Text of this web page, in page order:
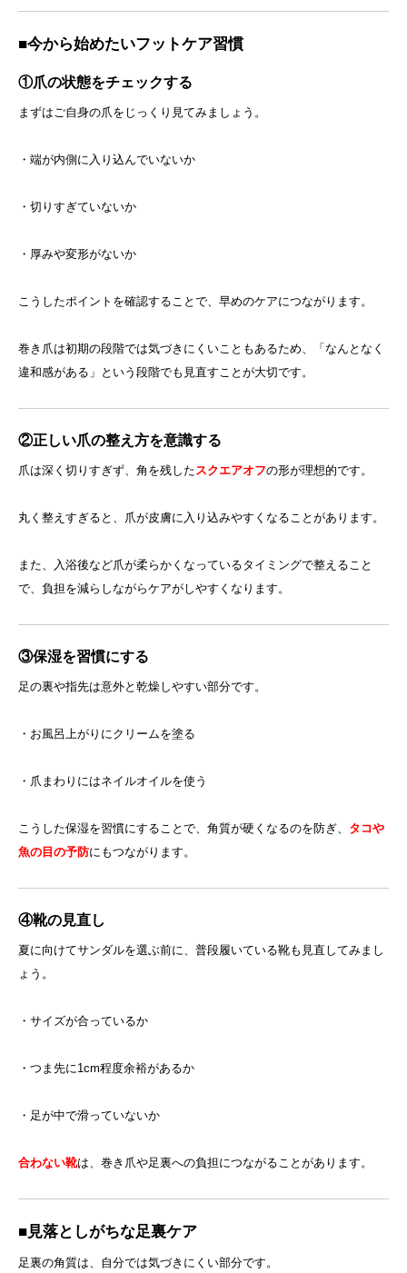
■今から始めたいフットケア習慣
①爪の状態をチェックする
まずはご自身の爪をじっくり見てみましょう。
・端が内側に入り込んでいないか
・切りすぎていないか
・厚みや変形がないか
こうしたポイントを確認することで、早めのケアにつながります。
巻き爪は初期の段階では気づきにくいこともあるため、「なんとなく
違和感がある」という段階でも見直すことが大切です。
②正しい爪の整え方を意識する
爪は深く切りすぎず、角を残したスクエアオフの形が理想的です。
丸く整えすぎると、爪が皮膚に入り込みやすくなることがあります。
また、入浴後など爪が柔らかくなっているタイミングで整えること
で、負担を減らしながらケアがしやすくなります。
③保湿を習慣にする
足の裏や指先は意外と乾燥しやすい部分です。
・お風呂上がりにクリームを塗る
・爪まわりにはネイルオイルを使う
こうした保湿を習慣にすることで、角質が硬くなるのを防ぎ、 タコや
魚の目の予防にもつながります。
④靴の見直し
夏に向けてサンダルを選ぶ前に、普段履いている靴も見直してみまし
ょう。
・サイズが合っているか
・つま先に1cm程度余裕があるか
・足が中で滑っていないか
合わない靴は、巻き爪や足裏への負担につながることがあります。
■見落としがちな足裏ケア
足裏の角質は、自分では気づきにくい部分です。